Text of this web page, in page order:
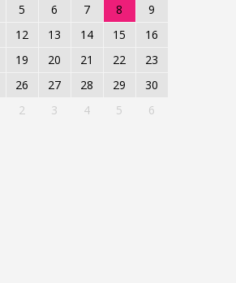
5 6 7 8
9
12 13 14 15
16
19 20 21 22
23
26 27 28 29
30
2 3 4 5 6